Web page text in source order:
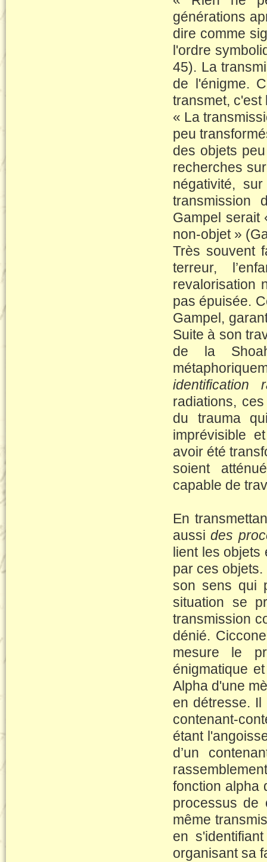
générations
dire comme
l'ordre
45). La
de l'énigme.
transmet, c'est
« La
peu
des objets
recherches
négativité,
transmission
Gampel serait
non-objet »
Très souvent
terreur,
revalorisation
pas épuisée.
Gampel,
Suite à son
de la
identification
radiations,
du trauma
imprévisible
avoir été
soient
capable de
En
aussides
lient les
par ces
son sens qui
situation se
transmission
dénié.
mesure le
énigmatique
Alpha d'une
en détresse.
contenant-
étant
d’un
fonction alpha
processus de
même
en
organisant sa